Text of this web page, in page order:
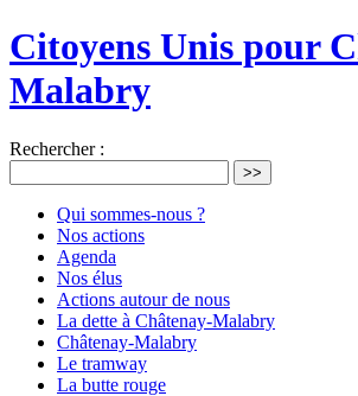
Citoyens Unis pour
Malabry
Rechercher :
>>
Qui sommes-nous ?
Nos actions
Agenda
Nos élus
Actions autour de nous
La dette à Châtenay-Malabry
Châtenay-Malabry
Le tramway
La butte rouge